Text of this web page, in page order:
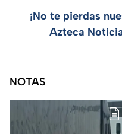
¡No te pierdas
Azteca
NOTAS